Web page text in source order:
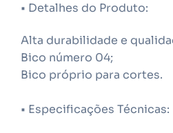
• Detalhes do Produto:
Alta durabilidade e
Bico número 04;
Bico próprio para cortes.
• Especificações Técnicas: